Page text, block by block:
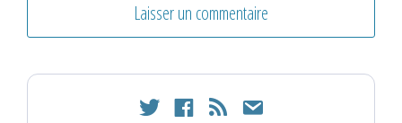
twitter facebook
rss email